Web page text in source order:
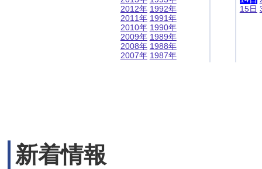
2012年
2011年
2010年
2009年
2008年
2007年
1992年
1991年
1990年
1989年
1988年
1987年
15日
新着情報